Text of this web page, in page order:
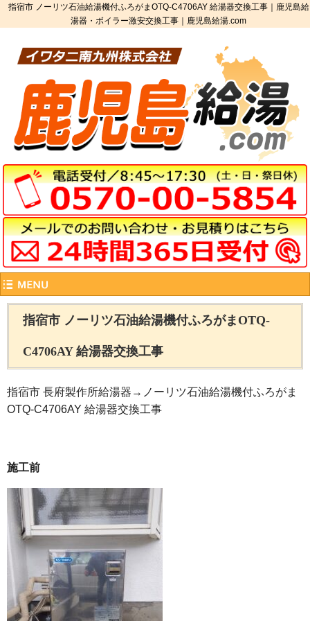
指宿市 ノーリツ石油給湯機付ふろがまOTQ-C4706AY 給湯器交換工事｜鹿児島給
湯器・ボイラー激安交換工事｜鹿児島給湯.com
指宿市 ノーリツ石油給湯機付ふろがまOTQ-
C4706AY 給湯器交換工事
指宿市 長府製作所給湯器→ノーリツ石油給湯機付ふろがま
OTQ-C4706AY 給湯器交換工事
施工前